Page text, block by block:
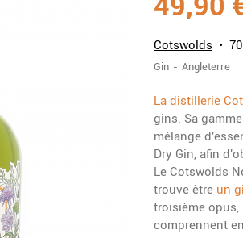
Cotswolds
Gin Angleterre
La distillerie
gins. Sa
mélange
Dry Gin, afin
Le Cotswolds
trouve être un
troisième opus,
comprennent